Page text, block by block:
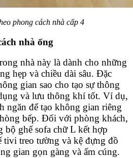
phong cách nhà cấp 4
nhà ống
nhà này là dành cho những
hẹp và chiều dài sâu. Đặc
gian sao cho tạo sự thông
và lưu thông khí tốt. Ví dụ,
ngăn để tạo không gian riêng
bếp. Đối với phòng khách,
bộ ghế sofa chữ L kết hợp
tivi treo tường và kệ đựng đồ
gian gọn gàng và ấm cúng.